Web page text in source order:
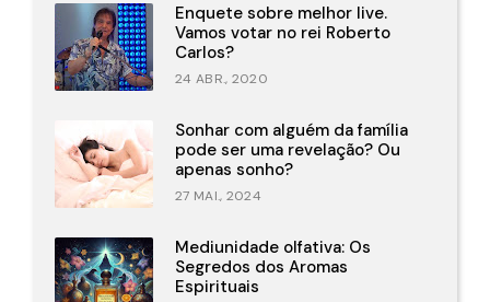
Enquete sobre melhor live.
Vamos votar no rei Roberto
Carlos?
24 ABR., 2020
Sonhar com alguém da família
pode ser uma revelação? Ou
apenas sonho?
27 MAI., 2024
Mediunidade olfativa: Os
Segredos dos Aromas
Espirituais